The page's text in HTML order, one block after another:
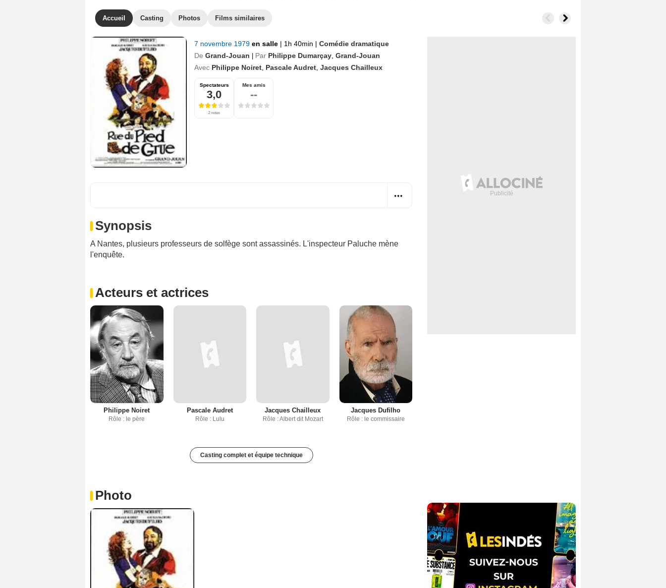
Accueil Casting Photos Films similaires
7 novembre 1979 en salle | 1h 40min | Comédie dramatique
De Grand-Jouan Par Philippe Dumarçay Grand-Jouan
Avec Philippe Noiret Pascale Audret Jacques Chailleux
Spectateurs
3,0
2 notes
Mes amis
--
Synopsis
A Nantes, plusieurs professeurs de solfège sont assassinés. L'inspecteur Paluche mène
l'enquête.
Acteurs et actrices
Philippe Noiret
Rôle : le père
Pascale Audret
Rôle : Lulu
Jacques Chailleux
Rôle : Albert dit Mozart
Jacques Dufilho
Rôle : le commissaire
Casting complet et équipe technique
Photo